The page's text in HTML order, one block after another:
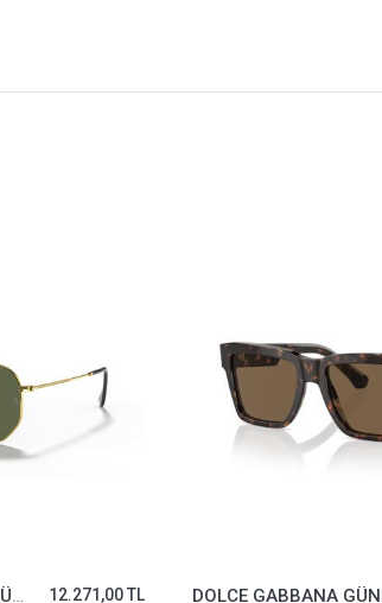
RAYBAN GÜNEŞ GÖZLÜĞÜ 3548-N-001*51
12.271,00 TL